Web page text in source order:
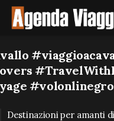
Destinazioni per amanti